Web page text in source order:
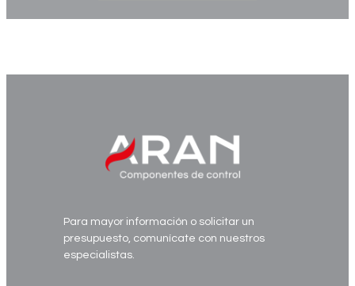
Para mayor información o solicitar un
presupuesto, comunícate con nuestros
especialistas.